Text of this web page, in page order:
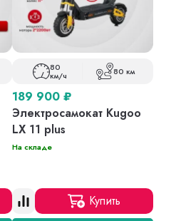
80
км/ч 80 км
189 900 ₽
Электросамокат Kugoo
LX 11 plus
На складе
Купить